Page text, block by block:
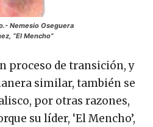
Nemesio Oseguera
“El Mencho”
proceso de transición, y
similar, también se
por otras razones,
su líder, ‘El Mencho’,